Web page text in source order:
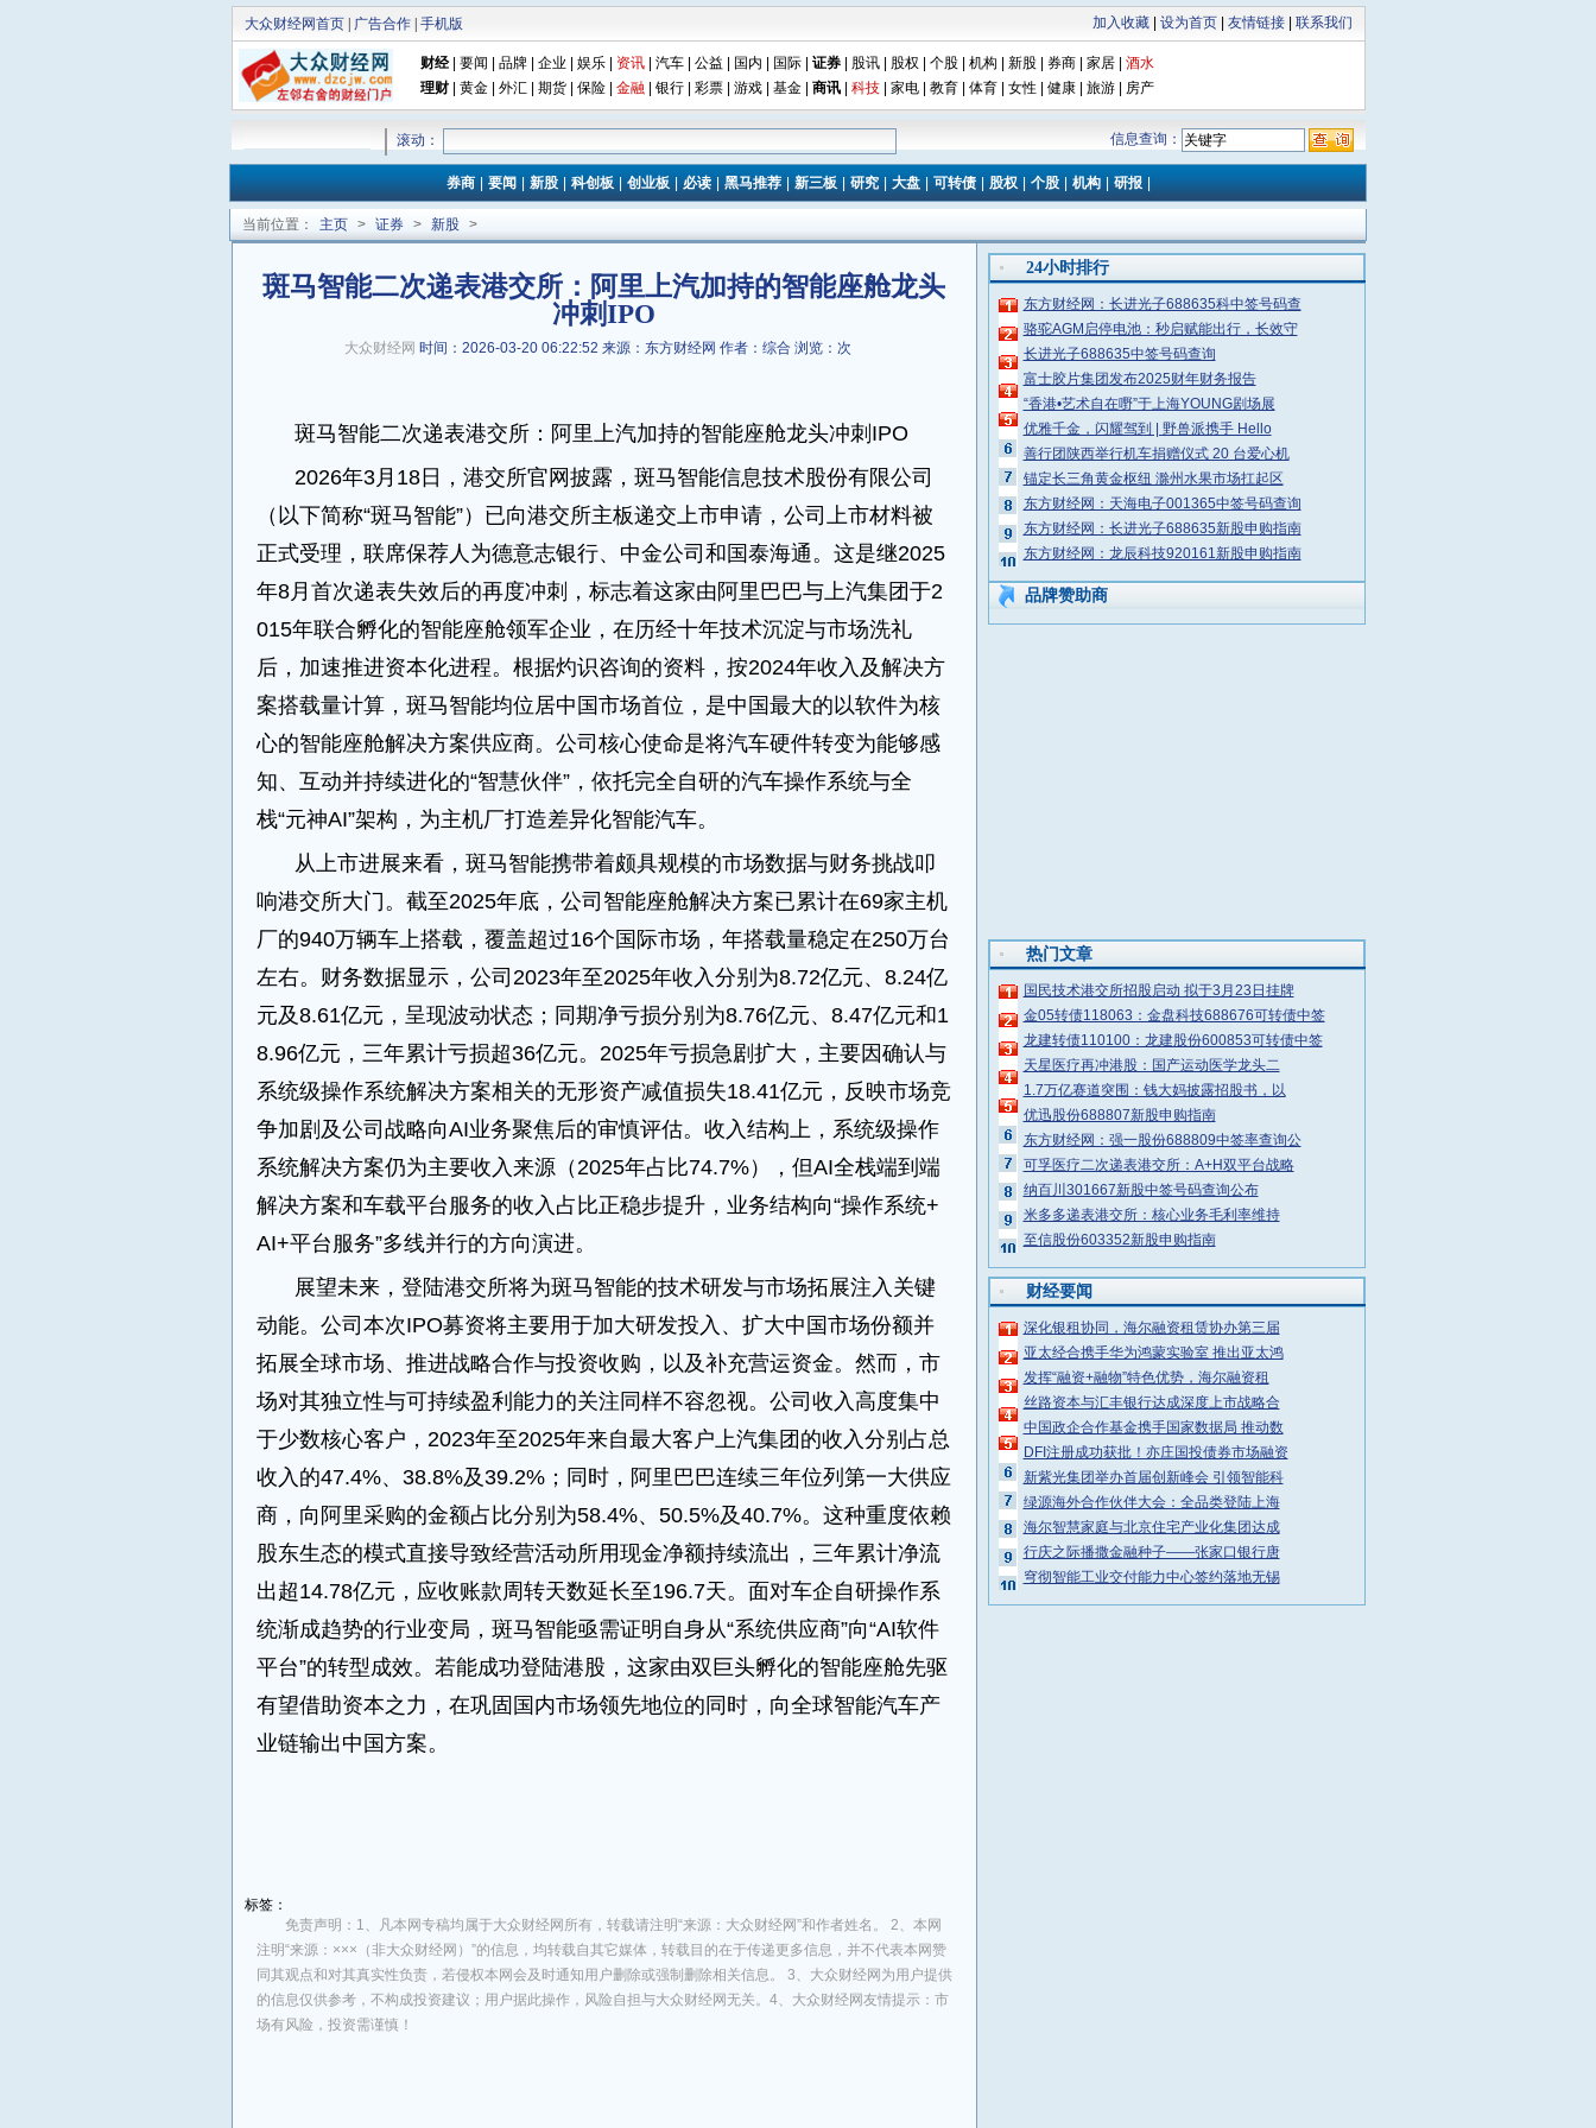
加入收藏| 设为首页| 友情链接| 联系我们
大众财经网首页| 广告合作| 手机版
财经| 要闻 品牌| 企业 娱乐| 资讯| 汽车| 公益 国内 国际| 证券| 股讯| 股权 个股| 机构 新股| 券商| 家居| 酒水
理财| 黄金| 外汇| 期货| 保险| 金融| 银行 彩票| 游戏| 基金| 商讯| 科技| 家电| 教育| 体育| 女性| 健康| 旅游| 房产
信息查询：
滚动：
券商|要闻 |新股|科创板|创业板|必读|黑马推荐|新三板|研究|大盘|可转债|股权|个股|机构|研报|
当前位置： 主页 > 证券 > 新股 >
斑马智能二次递表港交所：阿里上汽加持的智能座舱龙头
冲刺IPO
大众财经网 时间：2026-03-20 06:22:52 来源：东方财经网 作者：综合 浏览： 次
斑马智能二次递表港交所：阿里上汽加持的智能座舱龙头冲刺IPO
2026年3月18日，港交所官网披露，斑马智能信息技术股份有限公司
（以下简称“斑马智能”）已向港交所主板递交上市申请，公司上市材料被
正式受理，联席保荐人为德意志银行、中金公司和国泰海通。这是继2025
年8月首次递表失效后的再度冲刺，标志着这家由阿里巴巴与上汽集团于2
015年联合孵化的智能座舱领军企业，在历经十年技术沉淀与市场洗礼
后，加速推进资本化进程。根据灼识咨询的资料，按2024年收入及解决方
案搭载量计算，斑马智能均位居中国市场首位，是中国最大的以软件为核
心的智能座舱解决方案供应商。公司核心使命是将汽车硬件转变为能够感
知、互动并持续进化的“智慧伙伴”，依托完全自研的汽车操作系统与全
栈“元神AI”架构，为主机厂打造差异化智能汽车。
从上市进展来看，斑马智能携带着颇具规模的市场数据与财务挑战叩
响港交所大门。截至2025年底，公司智能座舱解决方案已累计在69家主机
厂的940万辆车上搭载，覆盖超过16个国际市场，年搭载量稳定在250万台
左右。财务数据显示，公司2023年至2025年收入分别为8.72亿元、8.24亿
元及8.61亿元，呈现波动状态；同期净亏损分别为8.76亿元、8.47亿元和1
8.96亿元，三年累计亏损超36亿元。2025年亏损急剧扩大，主要因确认与
系统级操作系统解决方案相关的无形资产减值损失18.41亿元，反映市场竞
争加剧及公司战略向AI业务聚焦后的审慎评估。收入结构上，系统级操作
系统解决方案仍为主要收入来源（2025年占比74.7%），但AI全栈端到端
解决方案和车载平台服务的收入占比正稳步提升，业务结构向“操作系统+
AI+平台服务”多线并行的方向演进。
展望未来，登陆港交所将为斑马智能的技术研发与市场拓展注入关键
动能。公司本次IPO募资将主要用于加大研发投入、扩大中国市场份额并
拓展全球市场、推进战略合作与投资收购，以及补充营运资金。然而，市
场对其独立性与可持续盈利能力的关注同样不容忽视。公司收入高度集中
于少数核心客户，2023年至2025年来自最大客户上汽集团的收入分别占总
收入的47.4%、38.8%及39.2%；同时，阿里巴巴连续三年位列第一大供应
商，向阿里采购的金额占比分别为58.4%、50.5%及40.7%。这种重度依赖
股东生态的模式直接导致经营活动所用现金净额持续流出，三年累计净流
出超14.78亿元，应收账款周转天数延长至196.7天。面对车企自研操作系
统渐成趋势的行业变局，斑马智能亟需证明自身从“系统供应商”向“AI软件
平台”的转型成效。若能成功登陆港股，这家由双巨头孵化的智能座舱先驱
有望借助资本之力，在巩固国内市场领先地位的同时，向全球智能汽车产
业链输出中国方案。
标签：
免责声明：1、凡本网专稿均属于大众财经网所有，转载请注明“来源：大众财经网”和作者姓名。 2、本网
注明“来源：×××（非大众财经网）”的信息，均转载自其它媒体，转载目的在于传递更多信息，并不代表本网赞
同其观点和对其真实性负责，若侵权本网会及时通知用户删除或强制删除相关信息。 3、大众财经网为用户提供
的信息仅供参考，不构成投资建议；用户据此操作，风险自担与大众财经网无关。4、大众财经网友情提示：市
场有风险，投资需谨慎！
24小时排行
东方财经网：长进光子688635科中签号码查
骆驼AGM启停电池：秒启赋能出行，长效守
长进光子688635中签号码查询
富士胶片集团发布2025财年财务报告
“香港•艺术自在嘢”于上海YOUNG剧场展
优雅千金，闪耀驾到 | 野兽派携手 Hello
善行团陕西举行机车捐赠仪式 20 台爱心机
锚定长三角黄金枢纽 滁州水果市场扛起区
东方财经网：天海电子001365中签号码查询
东方财经网：长进光子688635新股申购指南
东方财经网：龙辰科技920161新股申购指南
品牌赞助商
热门文章
国民技术港交所招股启动 拟于3月23日挂牌
金05转债118063：金盘科技688676可转债中签
龙建转债110100：龙建股份600853可转债中签
天星医疗再冲港股：国产运动医学龙头二
1.7万亿赛道突围：钱大妈披露招股书，以
优迅股份688807新股申购指南
东方财经网：强一股份688809中签率查询公
可孚医疗二次递表港交所：A+H双平台战略
纳百川301667新股中签号码查询公布
米多多递表港交所：核心业务毛利率维持
至信股份603352新股申购指南
财经要闻
深化银租协同，海尔融资租赁协办第三届
亚太经合携手华为鸿蒙实验室 推出亚太鸿
发挥“融资+融物”特色优势，海尔融资租
丝路资本与汇丰银行达成深度上市战略合
中国政企合作基金携手国家数据局 推动数
DFI注册成功获批！亦庄国投债券市场融资
新紫光集团举办首届创新峰会 引领智能科
绿源海外合作伙伴大会：全品类登陆上海
海尔智慧家庭与北京住宅产业化集团达成
行庆之际播撒金融种子——张家口银行唐
穹彻智能工业交付能力中心签约落地无锡